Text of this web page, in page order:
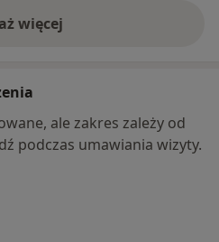
więcej
o adresie
ale zakres zależy od
podczas umawiania wizyty.